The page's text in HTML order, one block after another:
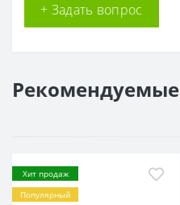
+ Задать вопрос
Рекомендуемые
Хит продаж
Популярный